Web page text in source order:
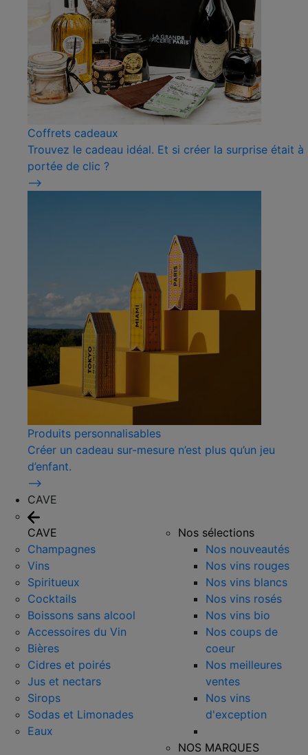
Coffrets cadeaux
Trouvez le cadeau idéal. Et si créer la surprise était à
portée de clic ?
⟶
Produits personnalisables
Créer un cadeau sur-mesure n’est plus qu’un jeu
d’enfant.
⟶
CAVE
CAVE
Champagnes
Vins
Spiritueux
Cocktails
Boissons sans alcool
Accessoires du Vin
Bières
Cidres et poirés
Jus et nectars
Sirops
Sodas et Limonades
Eaux
Nos sélections
Nos nouveautés
Nos vins rouges
Nos vins blancs
Nos vins rosés
Nos vins bio
Nos coups de
coeur
Nos meilleures
ventes
Nos vins
d'exception
NOS MARQUES